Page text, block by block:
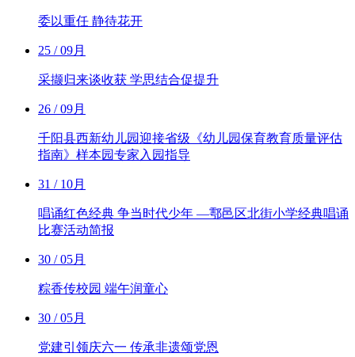
委以重任 静待花开
25 / 09月
采撷归来谈收获 学思结合促提升
26 / 09月
千阳县西新幼儿园迎接省级《幼儿园保育教育质量评估
指南》样本园专家入园指导
31 / 10月
唱诵红色经典 争当时代少年 —鄠邑区北街小学经典唱诵
比赛活动简报
30 / 05月
粽香传校园 端午润童心
30 / 05月
党建引领庆六一 传承非遗颂党恩